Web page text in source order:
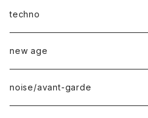
techno
new age
noise/avant-garde